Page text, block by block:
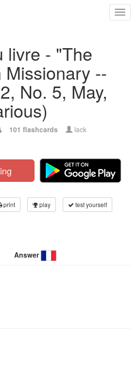
livre - "The
Missionary --
No. 5, May,
101 flashcards lack
print play test yourself
Answer